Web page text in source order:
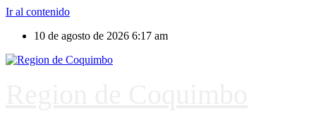
Ir al contenido
10 de agosto de 2026 6:17 am